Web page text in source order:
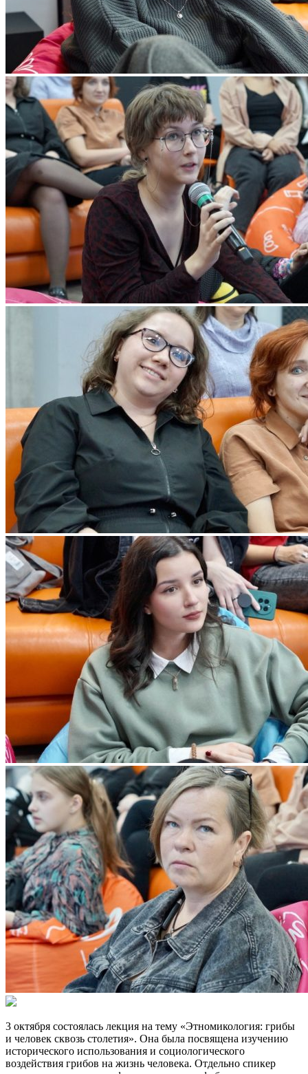
3 октября состоялась лекция на тему «Этномикология: грибы
и человек сквозь столетия». Она была посвящена изучению
исторического использования и социологического
воздействия грибов на жизнь человека. Отдельно спикер